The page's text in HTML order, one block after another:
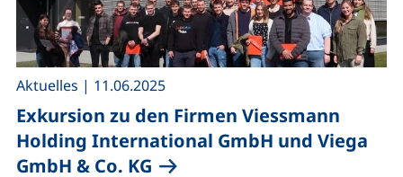
Exkursion zu den Firmen Viessmann
Holding International GmbH und Viega
GmbH & Co. KG
Aktuelles | 11.06.2025